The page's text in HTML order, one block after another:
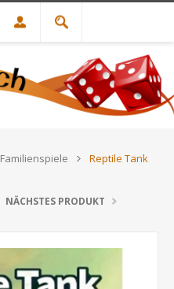
Familienspiele Reptile Tank
NÄCHSTES PRODUKT